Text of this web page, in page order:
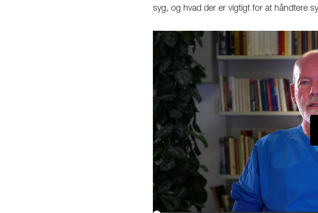
syg, og hvad der er vigtigt for at håndtere